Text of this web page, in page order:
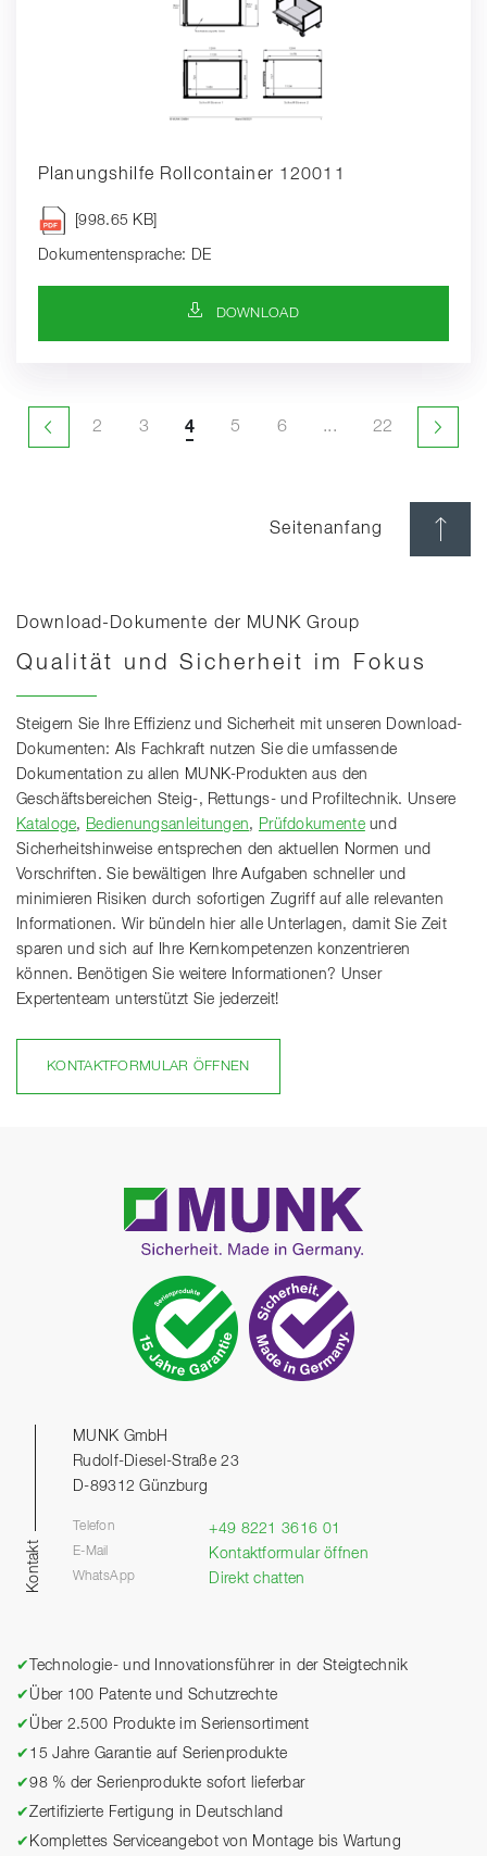
Planungshilfe Rollcontainer 120011
[998.65 KB]
Dokumentensprache: DE
DOWNLOAD-SYMBOL
DOWNLOAD
Vorherige Seite
2
2 3
3 4
4 5
5 6
6 ... 22
Seitenanfang
Download-Dokumente der MUNK Group
Qualität und Sicherheit im Fokus
Steigern Sie Ihre Effizienz und Sicherheit mit unseren Download-
Dokumenten: Als Fachkraft nutzen Sie die umfassende
Dokumentation zu allen MUNK-Produkten aus den
Geschäftsbereichen Steig-, Rettungs- und Profiltechnik. Unsere
Kataloge, Bedienungsanleitungen, Prüfdokumenteund
Sicherheitshinweise entsprechen den aktuellen Normen und
Vorschriften. Sie bewältigen Ihre Aufgaben schneller und
minimieren Risiken durch sofortigen Zugriff auf alle relevanten
Informationen. Wir bündeln hier alle Unterlagen, damit Sie Zeit
sparen und sich auf Ihre Kernkompetenzen konzentrieren
können. Benötigen Sie weitere Informationen? Unser
Expertenteam unterstützt Sie jederzeit!
KONTAKTFORMULAR ÖFFNEN
Kontakt
MUNK GmbH
Rudolf-Diesel-Straße 23
D-89312 Günzburg
Telefon +49 8221 3616 01
E-Mail Kontaktformular öffnen
WhatsApp Direkt chatten
✔
Technologie- und Innovationsführer in der Steigtechnik
✔ Über 100 Patente und Schutzrechte
✔ Über 2.500 Produkte im Seriensortiment
✔ 15 Jahre Garantie auf Serienprodukte
✔98 % der Serienprodukte sofort lieferbar
✔Zertifizierte Fertigung in Deutschland
✔ Komplettes Serviceangebot von Montage bis Wartung